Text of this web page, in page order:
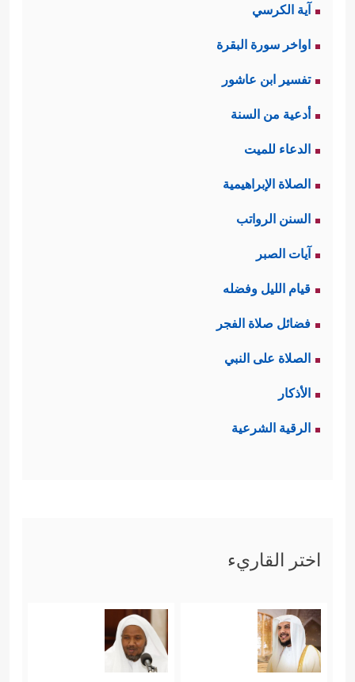
آية الكرسي
اواخر سورة البقرة
تفسير ابن عاشور
أدعية من السنة
الدعاء للميت
الصلاة الإبراهيمية
السنن الرواتب
آيات الصبر
قيام الليل وفضله
فضائل صلاة الفجر
الصلاة على النبي
الأذكار
الرقية الشرعية
اختر القاريء